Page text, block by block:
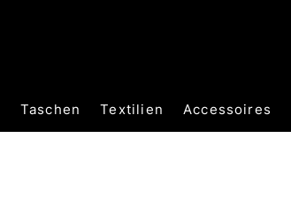
Taschen Textilien Accessoires